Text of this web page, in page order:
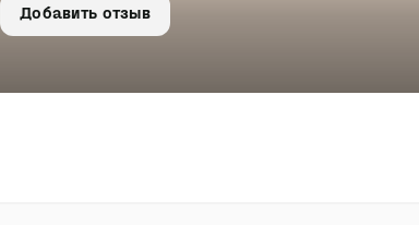
Добавить отзыв